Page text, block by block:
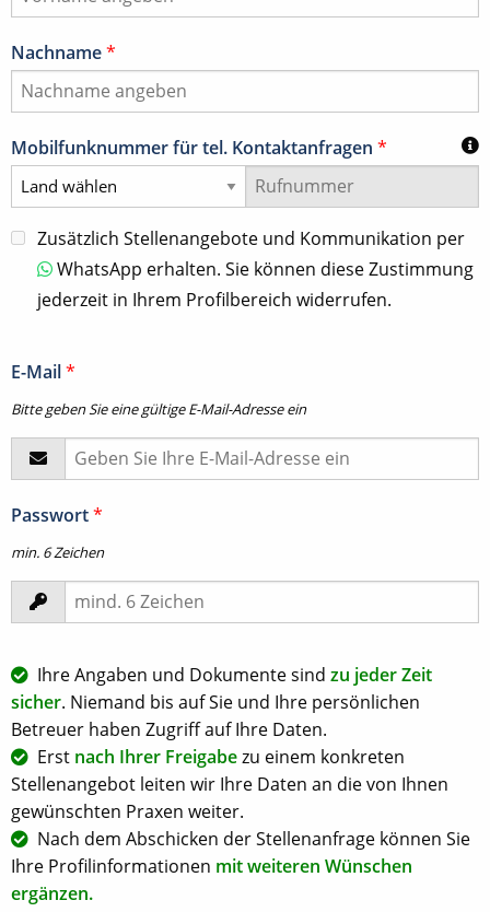
Nachname*
Mobilfunknummer für tel. Kontaktanfragen *
Zusätzlich Stellenangebote und Kommunikation per
WhatsApp erhalten. Sie können diese Zustimmung
jederzeit in Ihrem Profilbereich widerrufen.
E-Mail*
Bitte geben Sie eine gültige E-Mail-Adresse ein
Passwort*
min. 6 Zeichen
Ihre Angaben und Dokumente sind zu jeder Zeit
sicher. Niemand bis auf Sie und Ihre persönlichen
Betreuer haben Zugriff auf Ihre Daten.
Erst nach Ihrer Freigabezu einem konkreten
Stellenangebot leiten wir Ihre Daten an die von Ihnen
gewünschten Praxen weiter.
Nach dem Abschicken der Stellenanfrage können Sie
Ihre Profilinformationen mit weiteren Wünschen
ergänzen.